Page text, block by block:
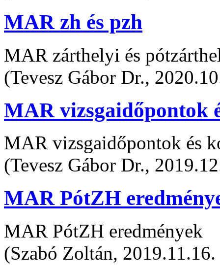
MAR zh és pzh
MAR zárthelyi és
(Tevesz Gábor Dr.,
MAR vizsgaidőpontok
MAR vizsgaidőpontok és
(Tevesz Gábor Dr.,
MAR PótZH
MAR PótZH eredmények
(Szabó Zoltán,